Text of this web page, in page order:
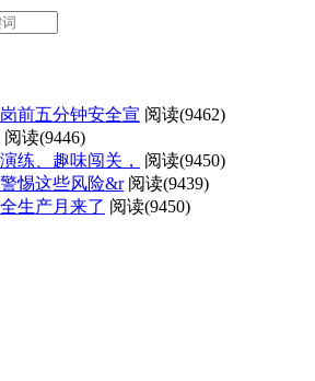
前五分钟安全宣 阅读(9462)
阅读(9446)
练、趣味闯关，
阅读(9450)
惕这些风险&r 阅读(9439)
生产月来了 阅读(9450)